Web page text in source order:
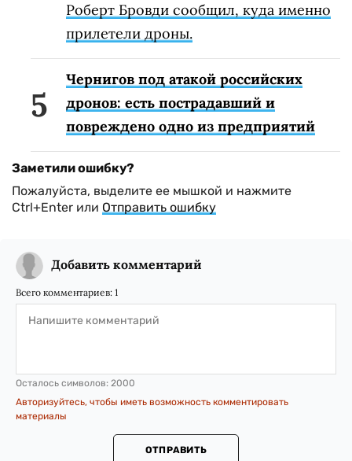
Роберт Бровди сообщил, куда именно
прилетели дроны.
Чернигов под атакой российских
дронов: есть пострадавший и
повреждено одно из предприятий
Заметили ошибку?
Пожалуйста, выделите ее мышкой и нажмите
Ctrl+Enter или Отправить ошибку
Добавить комментарий
Всего комментариев: 1
Осталось символов: 2000
Авторизуйтесь, чтобы иметь возможность комментировать
материалы
ОТПРАВИТЬ